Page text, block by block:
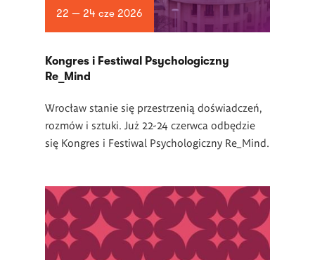
22 — 24 cze 2026
Kongres i Festiwal Psychologiczny
Re_Mind
Wrocław stanie się przestrzenią doświadczeń,
rozmów i sztuki. Już 22-24 czerwca odbędzie
się Kongres i Festiwal Psychologiczny Re_Mind.